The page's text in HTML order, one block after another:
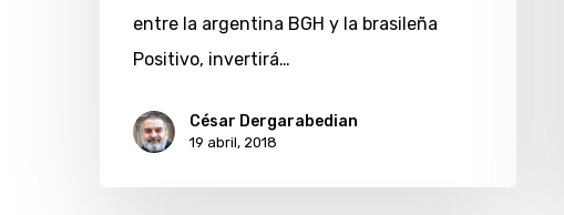
inversión
millonaria
computadoras
tabletas
entre la argentina BGH y la brasileña
Positivo, invertirá…
César Dergarabedian
19 abril, 2018